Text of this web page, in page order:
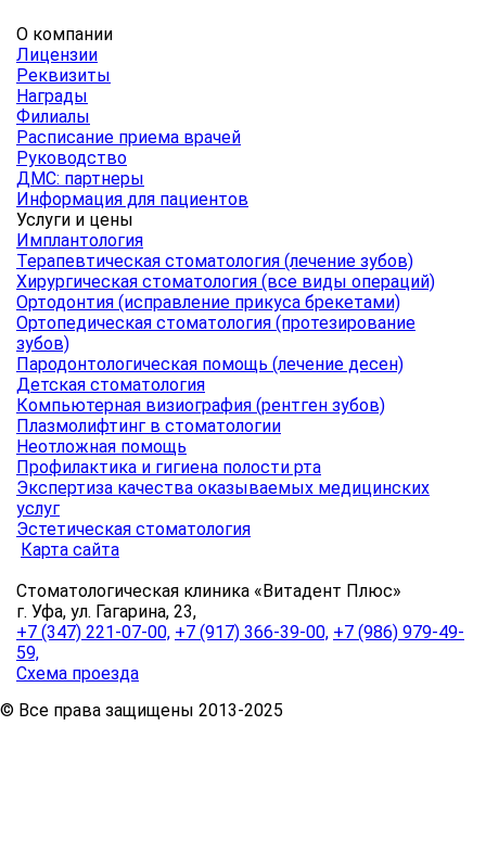
О компании
Лицензии
Реквизиты
Награды
Филиалы
Расписание приема врачей
Руководство
ДМС: партнеры
Информация для пациентов
Услуги и цены
Имплантология
Терапевтическая стоматология (лечение зубов)
Хирургическая стоматология (все виды операций)
Ортодонтия (исправление прикуса брекетами)
Ортопедическая стоматология (протезирование
зубов)
Пародонтологическая помощь (лечение десен)
Детская стоматология
Компьютерная визиография (рентген зубов)
Плазмолифтинг в стоматологии
Неотложная помощь
Профилактика и гигиена полости рта
Экспертиза качества оказываемых медицинских
услуг
Эстетическая стоматология
Карта сайта
Стоматологическая клиника «Витадент Плюс»
г. Уфа, ул. Гагарина, 23,
+7 (347) 221-07-00, +7 (917) 366-39-00, +7 (986) 979-49-
59,
Схема проезда
© Все права защищены 2013-2025